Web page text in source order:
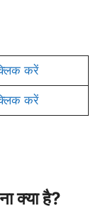
करें
करें
क्या है?